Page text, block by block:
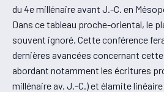
du 4e millénaire avant J.-C. en
Dans ce tableau proche-oriental, le
souvent ignoré. Cette conférence
dernières avancées concernant
abordant notamment les écritures
millénaire av. J.-C.) et élamite